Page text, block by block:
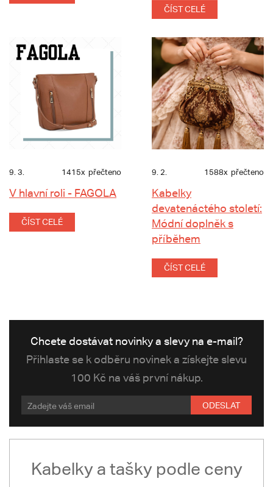
ČÍST CELÉ
9. 3. 1415x přečteno
V hlavní roli - FAGOLA
ČÍST CELÉ
9. 2. 1588x přečteno
Kabelky
devatenáctého století:
Módní doplněk s
příběhem
ČÍST CELÉ
Chcete dostávat novinky a slevy na e-mail?
Přihlaste se k odběru novinek a získejte slevu
100 Kč na váš první nákup.
ODESLAT
Kabelky a tašky podle ceny